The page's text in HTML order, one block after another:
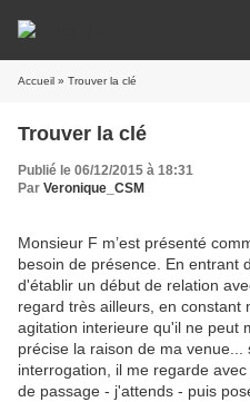
Accueil » Trouver la clé
Trouver la clé
Publié le 06/12/2015 à 18:31
Par Veronique_CSM
Monsieur F m’est présenté
besoin de présence. En entrant
d'établir un début de relation
regard très ailleurs, en constant
agitation interieure qu'il ne peut
précise la raison de ma
interrogation, il me regarde
de passage - j'attends - puis